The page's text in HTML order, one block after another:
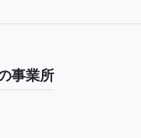
事業所